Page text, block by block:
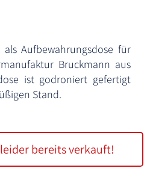
als Aufbewahrungsdose für
Bruckmann aus
ist godroniert gefertigt
Stand.
bereits verkauft!